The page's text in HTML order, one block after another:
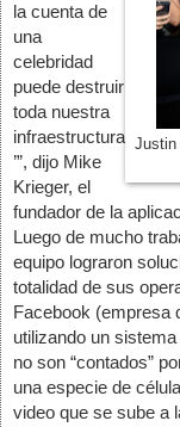
Justin
la cuenta de
una
celebridad
puede destruir
toda nuestra
infraestructura
’”, dijo Mike
Krieger, el
fundador de la
Luego de mucho
equipo lograron
totalidad de sus
Facebook (empresa
utilizando un
no son “contados”
una especie de
video que se sube a